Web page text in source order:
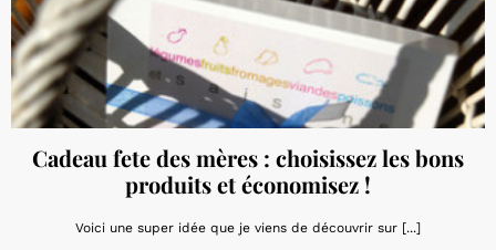
Cadeau fete des mères : choisissez les bons
produits et économisez !
Voici une super idée que je viens de découvrir sur [...]